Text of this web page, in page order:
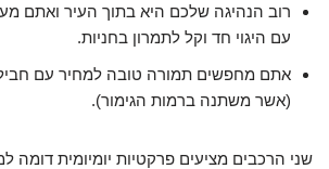
רוב הנהיגה שלכם היא בתוך העיר ואתם
עם היגוי חד וקל לתמרון בחניות.
אתם מחפשים תמורה טובה למחיר עם
(אשר משתנה ברמות הגימור).
שני הרכבים מציעים פרקטיות יומיומית דומה